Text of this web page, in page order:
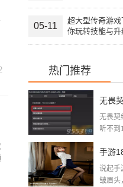
05-11
超大型传奇游
你玩转技能与升
热门推荐
无畏
队友
无畏契
听不到
手游
区”你
说起手
皱眉头